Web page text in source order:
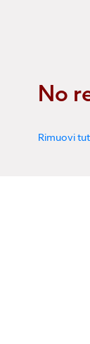
No
Rimuovi